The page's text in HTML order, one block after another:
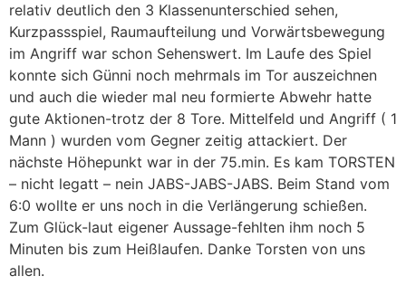
relativ deutlich den 3 Klassenunterschied sehen,
Kurzpassspiel, Raumaufteilung und Vorwärtsbewegung
im Angriff war schon Sehenswert. Im Laufe des Spiel
konnte sich Günni noch mehrmals im Tor auszeichnen
und auch die wieder mal neu formierte Abwehr hatte
gute Aktionen-trotz der 8 Tore. Mittelfeld und Angriff ( 1
Mann ) wurden vom Gegner zeitig attackiert. Der
nächste Höhepunkt war in der 75.min. Es kam TORSTEN
– nicht legatt – nein JABS-JABS-JABS. Beim Stand vom
6:0 wollte er uns noch in die Verlängerung schießen.
Zum Glück-laut eigener Aussage-fehlten ihm noch 5
Minuten bis zum Heißlaufen. Danke Torsten von uns
allen.